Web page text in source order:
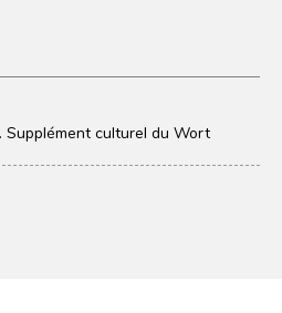
Supplément culturel du Wort